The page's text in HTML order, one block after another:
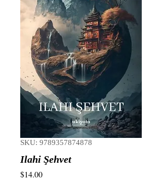
SKU: 9789357874878
Ilahi Şehvet
$14.00Price